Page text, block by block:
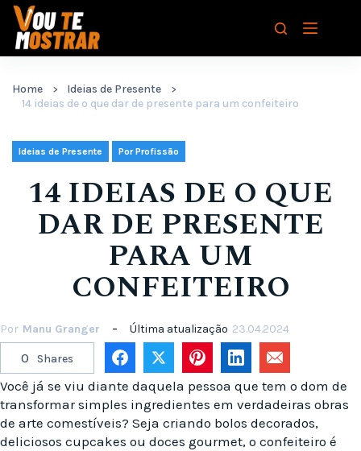
Pular
para
Home
Ideias de Presente
14 ideias de o que dar de presente para um confeiteiro
Ideias de Presente Por Profissão
14 IDEIAS DE O QUE
DAR DE PRESENTE
PARA UM
CONFEITEIRO
Por Manu Granger Última atualização 23.04.2024
0 Shares
Você já se viu diante daquela pessoa que tem o dom de
transformar simples ingredientes em verdadeiras obras
de arte comestíveis? Seja criando bolos decorados,
deliciosos cupcakes ou doces gourmet, o confeiteiro é